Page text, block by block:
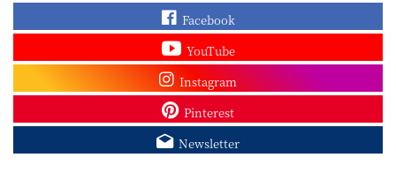
Finden Sie „So
Facebook
Sehen Sie mehr
YouTube
Besuchen Sie unser
Instagram
Sieh dir unsere Pins
Pinterest
Melden Sie sich zum
Newsletter